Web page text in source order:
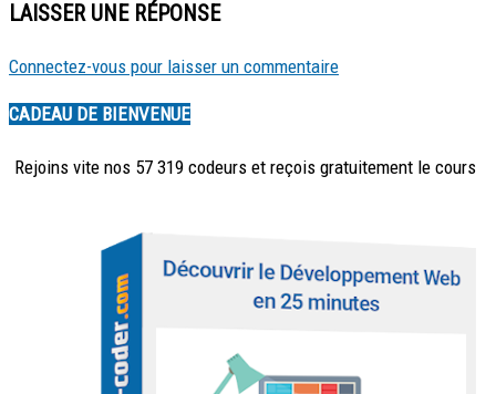
LAISSER UNE RÉPONSE
Connectez-vous pour laisser un commentaire
CADEAU DE BIENVENUE
Rejoins vite nos 57 319 codeurs et reçois gratuitement le cours